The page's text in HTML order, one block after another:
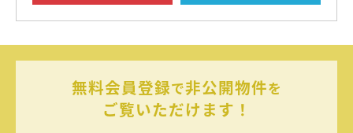
無料会員登録で非公開物件を
ご覧いただけます！